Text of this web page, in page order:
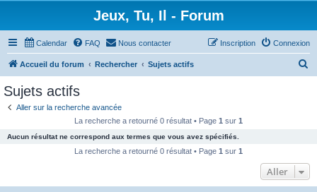
Jeux, Tu, Il - Forum
Calendar FAQ Nous contacter Connexion
Inscription
Accueil du forum Rechercher Sujets actifs
c
Sujets actifs
Aller sur la recherche avancée
La recherche a retourné 0 résultat • Page 1 sur 1
Aucun résultat ne correspond aux termes que vous avez spécifiés.
La recherche a retourné 0 résultat • Page 1 sur 1
Aller